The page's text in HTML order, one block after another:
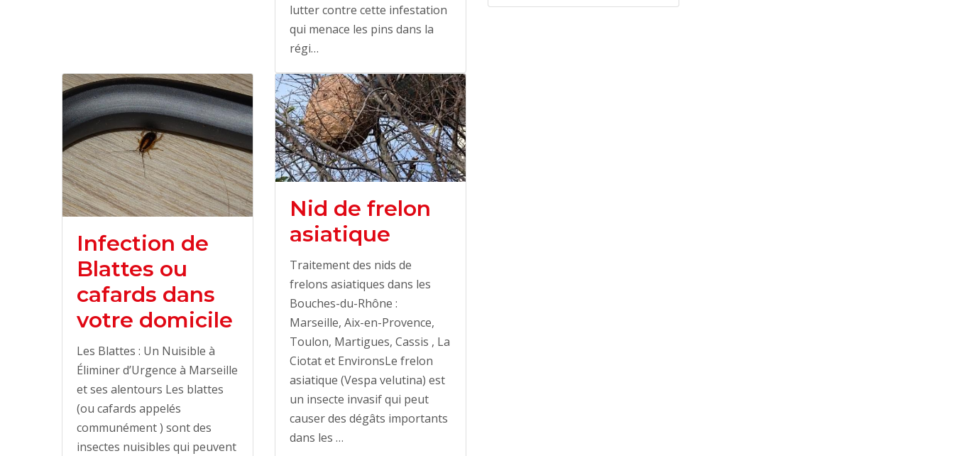
lutter contre cette infestation
qui menace les pins dans la
régi…
Infection de
Blattes ou
cafards dans
votre domicile
Les Blattes : Un Nuisible à
Éliminer d’Urgence à Marseille
et ses alentours Les blattes
(ou cafards appelés
communément ) sont des
insectes nuisibles qui peuvent
Nid de frelon
asiatique
Traitement des nids de
frelons asiatiques dans les
Bouches-du-Rhône :
Marseille, Aix-en-Provence,
Toulon, Martigues, Cassis , La
Ciotat et EnvironsLe frelon
asiatique (Vespa velutina) est
un insecte invasif qui peut
causer des dégâts importants
dans les …